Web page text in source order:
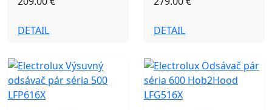
DETAIL DETAIL